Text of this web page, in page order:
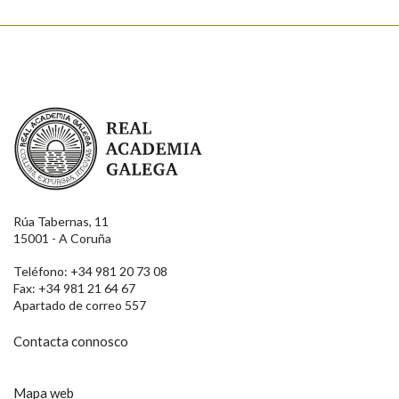
Real Academia Galega
Rúa Tabernas, 11
15001 - A Coruña
Teléfono: +34 981 20 73 08
Fax: +34 981 21 64 67
Apartado de correo 557
Contacta connosco
Mapa web